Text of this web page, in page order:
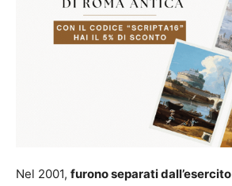
Nel 2001, furono separati dall’esercito